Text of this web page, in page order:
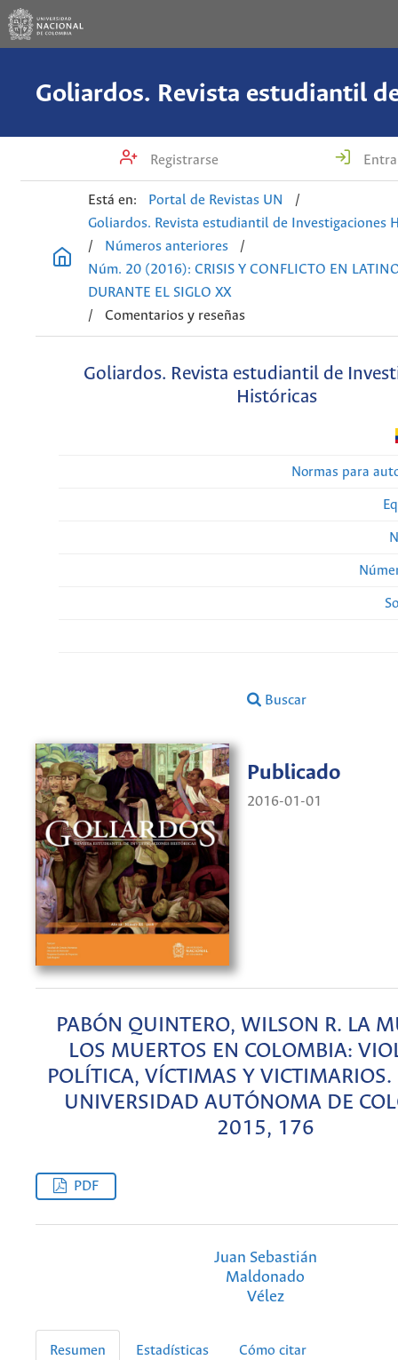
Registrarse
Está en: Portal de Revistas UN
/
Goliardos. Revista estudiantil de Investigaciones
/
Números anteriores
/
Núm. 20 (2016): CRISIS Y CONFLICTO EN
DURANTE EL SIGLO XX
/
Comentarios y reseñas
Goliardos. Revista estudiantil de
Históricas
Normas para
Buscar
Publicado
2016-01-01
PABÓN QUINTERO, WILSON R. LA
LOS MUERTOS EN COLOMBIA:
POLÍTICA, VÍCTIMAS Y VICTIMARIOS.
UNIVERSIDAD AUTÓNOMA DE
2015, 176
PDF
Juan Sebastián
Maldonado
Vélez
Resumen Estadísticas Cómo citar